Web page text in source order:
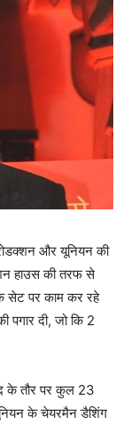
और यूनियन की
हाउस की तरफ से
सेट पर काम कर रहे
पगार दी, जो कि 2
के तौर पर कुल 23
के चेयरमैन डैशिंग